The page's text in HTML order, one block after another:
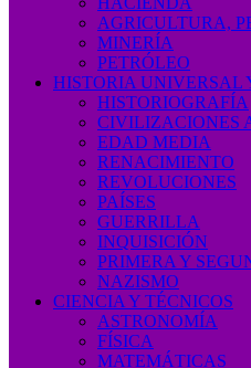
AGRICULTURA,
MINERÍA
PETRÓLEO
HISTORIA UNIVERSAL
HISTORIOGRAFÍA
CIVILIZACIONES
EDAD MEDIA
RENACIMIENTO
REVOLUCIONES
PAÍSES
GUERRILLA
INQUISICIÓN
PRIMERA Y
NAZISMO
CIENCIA Y TÉCNICOS
ASTRONOMÍA
FÍSICA
MATEMÁTICAS